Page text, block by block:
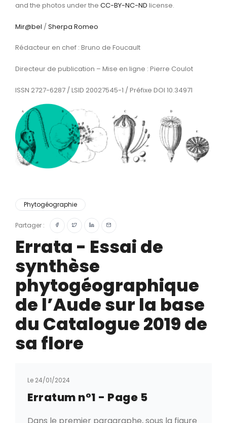
and the photos under the CC-BY-NC-ND license.
Mir@bel /Sherpa Romeo
Rédacteur en chef : Bruno de Foucault
Directeur de publication – Mise en ligne : Pierre Coulot
ISSN 2727-6287 / LSID 20027545-1 / Préfixe DOI 10.34971
Phytogéographie
Partager :
Errata - Essai de
synthèse
phytogéographique
de l’Aude sur la base
du Catalogue 2019 de
sa flore
Le 24/01/2024
Erratum n°1 - Page 5
Dans le premier paragraphe, sous la figure